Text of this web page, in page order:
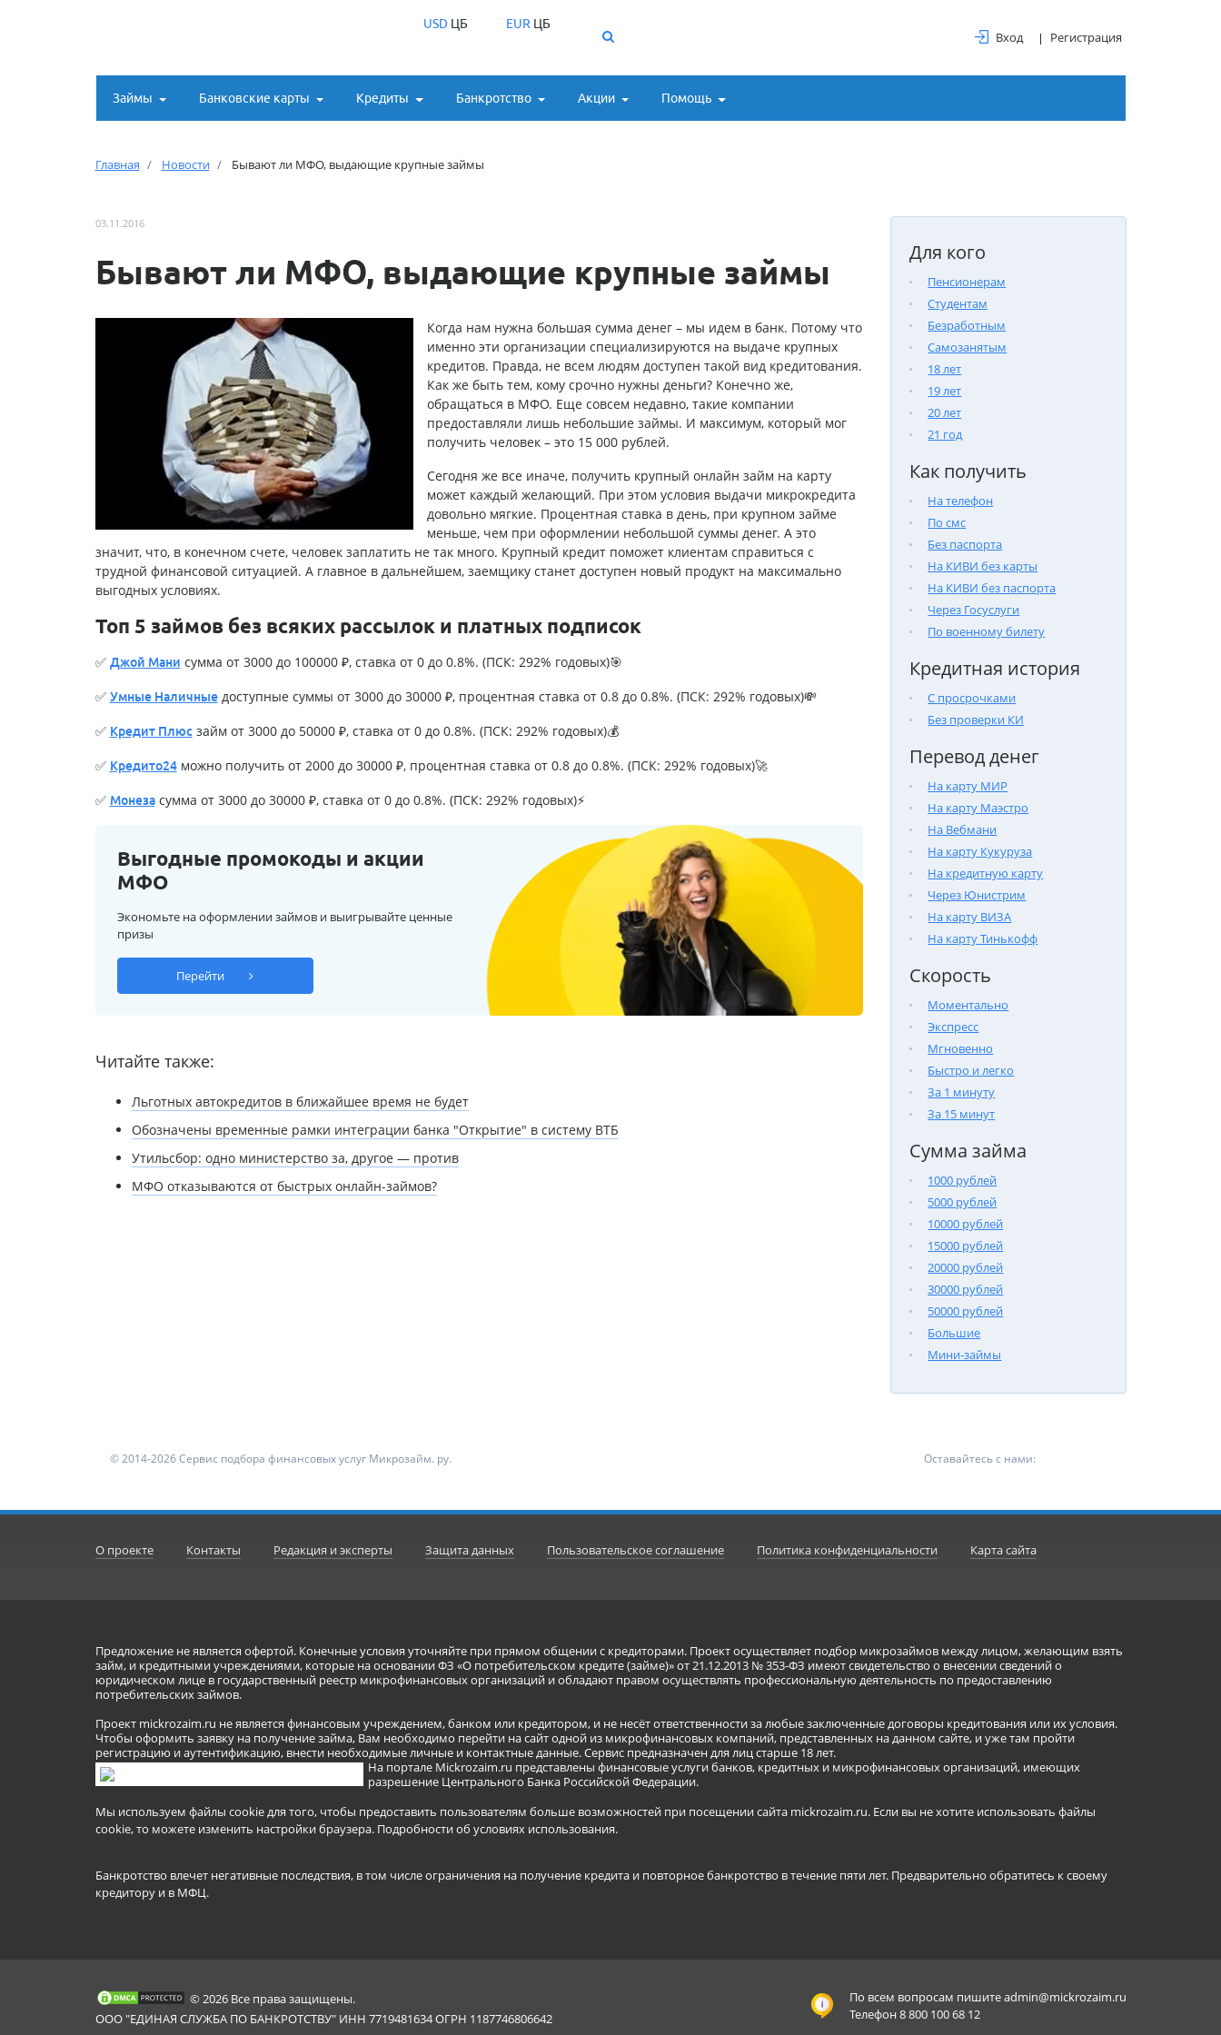
USDЦБ EUR ЦБ
Вход Регистрация
Займы Банковские карты Кредиты Банкротство Акции Помощь
Главная Новости Бывают ли МФО, выдающие крупные займы
Для кого
Пенсионерам
Студентам
Безработным
Самозанятым
18 лет
19 лет
20 лет
21 год
Как получить
На телефон
По смс
Без паспорта
На КИВИ без карты
На КИВИ без паспорта
Через Госуслуги
По военному билету
Кредитная история
С просрочками
Без проверки КИ
Перевод денег
На карту МИР
На карту Маэстро
На Вебмани
На карту Кукуруза
На кредитную карту
Через Юнистрим
На карту ВИЗА
На карту Тинькофф
Скорость
Моментально
Экспресс
Мгновенно
Быстро и легко
За 1 минуту
За 15 минут
Сумма займа
1000 рублей
5000 рублей
10000 рублей
15000 рублей
20000 рублей
30000 рублей
50000 рублей
Большие
Мини-займы
03.11.2016
Бывают ли МФО, выдающие крупные займы
Когда нам нужна большая сумма денег – мы идем в банк. Потому что
именно эти организации специализируются на выдаче крупных
кредитов. Правда, не всем людям доступен такой вид кредитования.
Как же быть тем, кому срочно нужны деньги? Конечно же,
обращаться в МФО. Еще совсем недавно, такие компании
предоставляли лишь небольшие займы. И максимум, который мог
получить человек – это 15 000 рублей.
Сегодня же все иначе, получить крупный онлайн займ на карту
может каждый желающий. При этом условия выдачи микрокредита
довольно мягкие. Процентная ставка в день, при крупном займе
меньше, чем при оформлении небольшой суммы денег. А это
значит, что, в конечном счете, человек заплатить не так много. Крупный кредит поможет клиентам справиться с
трудной финансовой ситуацией. А главное в дальнейшем, заемщику станет доступен новый продукт на максимально
выгодных условиях.
Топ 5 займов без всяких рассылок и платных подписок
✅ Джой Мани сумма от 3000 до 100000 ₽, ставка от 0 до 0.8%. (ПСК: 292% годовых)🎯
✅ Умные Наличныедоступные суммы от 3000 до 30000 ₽, процентная ставка от 0.8 до 0.8%. (ПСК: 292% годовых)💸
✅ Кредит Плюсзайм от 3000 до 50000 ₽, ставка от 0 до 0.8%. (ПСК: 292% годовых)💰
✅ Кредито24можно получить от 2000 до 30000 ₽, процентная ставка от 0.8 до 0.8%. (ПСК: 292% годовых)🚀
✅ Монезасумма от 3000 до 30000 ₽, ставка от 0 до 0.8%. (ПСК: 292% годовых)⚡
Выгодные промокоды и акции
МФО
Экономьте на оформлении займов и выигрывайте ценные
призы
Перейти
Читайте также:
Льготных автокредитов в ближайшее время не будет
Обозначены временные рамки интеграции банка "Открытие" в систему ВТБ
Утильсбор: одно министерство за, другое — против
МФО отказываются от быстрых онлайн-займов?
© 2014-2026 Сервис подбора финансовых услуг Микрозайм. ру. Оставайтесь с нами:
О проекте Контакты Редакция и эксперты Защита данных Пользовательское соглашение Политика конфиденциальности Карта сайта
Предложение не является офертой. Конечные условия уточняйте при прямом общении с кредиторами. Проект осуществляет подбор микрозаймов между лицом, желающим взять
займ, и кредитными учреждениями, которые на основании ФЗ «О потребительском кредите (займе)» от 21.12.2013 № 353-ФЗ имеют свидетельство о внесении сведений о
юридическом лице в государственный реестр микрофинансовых организаций и обладают правом осуществлять профессиональную деятельность по предоставлению
потребительских займов.
Проект mickrozaim.ru не является финансовым учреждением, банком или кредитором, и не несёт ответственности за любые заключенные договоры кредитования или их условия.
Чтобы оформить заявку на получение займа, Вам необходимо перейти на сайт одной из микрофинансовых компаний, представленных на данном сайте, и уже там пройти
регистрацию и аутентификацию, внести необходимые личные и контактные данные. Сервис предназначен для лиц старше 18 лет.
На портале Mickrozaim.ru представлены финансовые услуги банков, кредитных и микрофинансовых организаций, имеющих
разрешение Центрального Банка Российской Федерации.
Мы используем файлы cookie для того, чтобы предоставить пользователям больше возможностей при посещении сайта mickrozaim.ru. Если вы не хотите использовать файлы
cookie, то можете изменить настройки браузера. Подробности об условиях использования.
Банкротство влечет негативные последствия, в том числе ограничения на получение кредита и повторное банкротство в течение пяти лет. Предварительно обратитесь к своему
кредитору и в МФЦ.
По всем вопросам пишитеadmin@mickrozaim.ru
Телефон 8 800 100 68 12
© 2026 Все права защищены.
ООО "ЕДИНАЯ СЛУЖБА ПО БАНКРОТСТВУ" ИНН 7719481634 ОГРН 1187746806642